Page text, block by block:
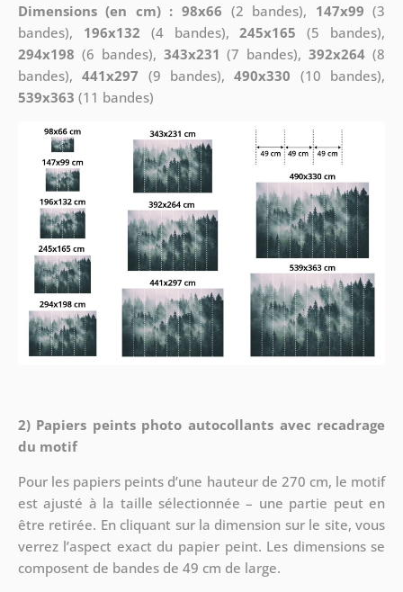
Dimensions (en cm) : 98x66 (2 bandes), 147x99 (3
bandes), 196x132 (4 bandes),245x165 (5 bandes),
294x198 (6 bandes), 343x231 (7 bandes),392x264 (8
bandes),441x297 (9 bandes),490x330 (10 bandes),
539x363 (11 bandes)
2) Papiers peints photo autocollants avec recadrage
du motif
Pour les papiers peints d’une hauteur de 270 cm, le motif
est ajusté à la taille sélectionnée – une partie peut en
être retirée. En cliquant sur la dimension sur le site, vous
verrez l’aspect exact du papier peint. Les dimensions se
composent de bandes de 49 cm de large.